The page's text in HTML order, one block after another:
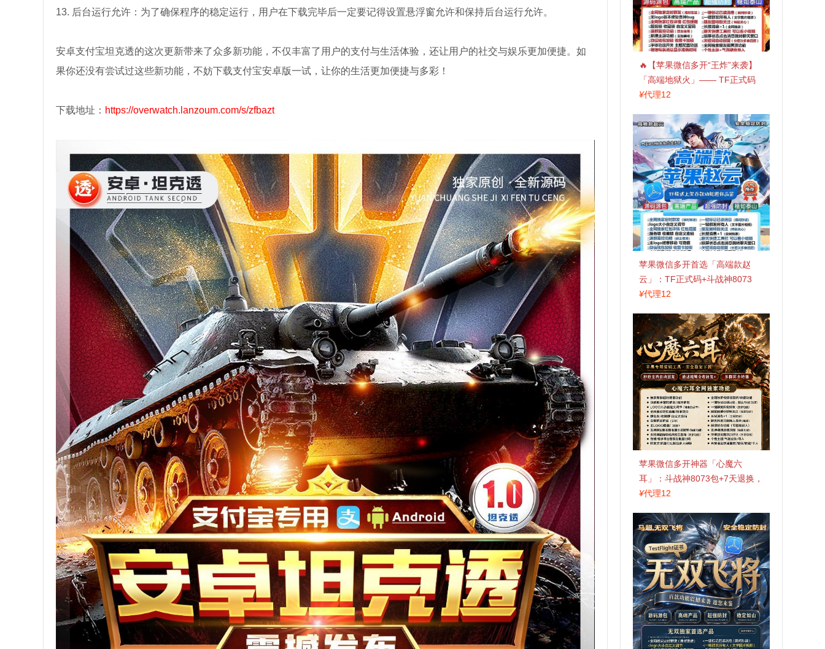
13. 后台运行允许：为了确保程序的稳定运行，用户在下载完毕后一定要记得设置悬浮窗允许和保持后台运行允许。
安卓支付宝坦克透的这次更新带来了众多新功能，不仅丰富了用户的支付与生活体验，还让用户的社交与娱乐更加便捷。如
果你还没有尝试过这些新功能，不妨下载支付宝安卓版一试，让你的生活更加便捷与多彩！
下载地址： https://overwatch.lanzoum.com/s/zfbazt
🔥【苹果微信多开“王炸”来袭】
「高端地狱火」—— TF正式码
+斗战神8073包，7天退换，安全
¥代理12
苹果微信多开首选「高端款赵
云」：TF正式码+斗战神8073
包，7天退换认准拍拍卡激活码
¥代理12
苹果微信多开神器「心魔六
耳」：斗战神8073包+7天退换，
认准拍拍卡激活码商城
¥代理12